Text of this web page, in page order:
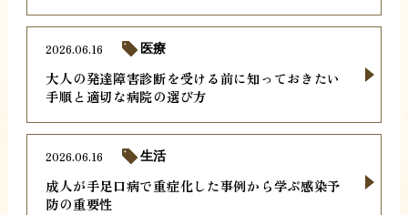
大人の発達障害診断を受ける前に知っておきたい
手順と適切な病院の選び方
2026.06.16 医療
成人が手足口病で重症化した事例から学ぶ感染予
防の重要性
2026.06.16 生活